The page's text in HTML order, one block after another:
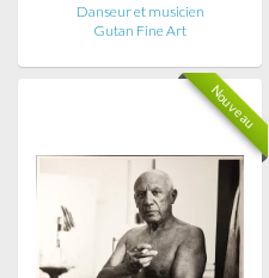
Danseur et musicien
Gutan Fine Art
Nouveau